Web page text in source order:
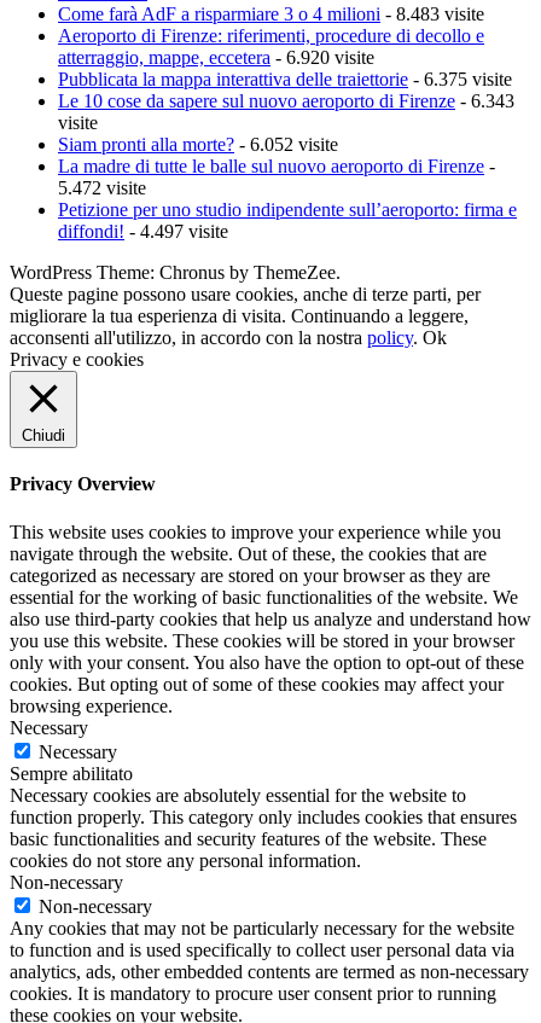
Come farà AdF a risparmiare 3 o 4 milioni - 8.483 visite
Aeroporto di Firenze: riferimenti, procedure di decollo e
atterraggio, mappe, eccetera - 6.920 visite
Pubblicata la mappa interattiva delle traiettorie - 6.375 visite
Le 10 cose da sapere sul nuovo aeroporto di Firenze - 6.343
visite
Siam pronti alla morte? - 6.052 visite
La madre di tutte le balle sul nuovo aeroporto di Firenze -
5.472 visite
Petizione per uno studio indipendente sull’aeroporto: firma e
diffondi! - 4.497 visite
WordPress Theme: Chronus by ThemeZee.
Queste pagine possono usare cookies, anche di terze parti, per
migliorare la tua esperienza di visita. Continuando a leggere,
acconsenti all'utilizzo, in accordo con la nostra policy. Ok
Privacy e cookies
Chiudi
Privacy Overview
This website uses cookies to improve your experience while you
navigate through the website. Out of these, the cookies that are
categorized as necessary are stored on your browser as they are
essential for the working of basic functionalities of the website. We
also use third-party cookies that help us analyze and understand how
you use this website. These cookies will be stored in your browser
only with your consent. You also have the option to opt-out of these
cookies. But opting out of some of these cookies may affect your
browsing experience.
Necessary
Necessary
Sempre abilitato
Necessary cookies are absolutely essential for the website to
function properly. This category only includes cookies that ensures
basic functionalities and security features of the website. These
cookies do not store any personal information.
Non-necessary
Non-necessary
Any cookies that may not be particularly necessary for the website
to function and is used specifically to collect user personal data via
analytics, ads, other embedded contents are termed as non-necessary
cookies. It is mandatory to procure user consent prior to running
these cookies on your website.